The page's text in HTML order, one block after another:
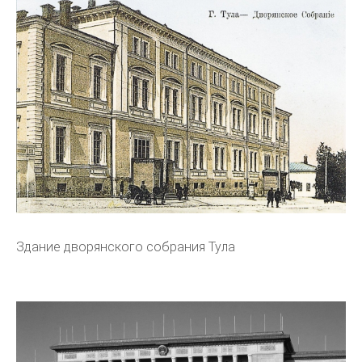
Здание дворянского собрания Тула